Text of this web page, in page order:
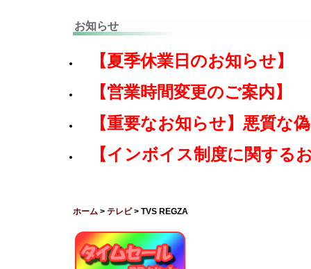
お知らせ
【夏季休業日のお知らせ】
【営業時間変更のご案内】
【重要なお知らせ】悪質な
【インボイス制度に関する
ホーム > テレビ> TVS REGZA